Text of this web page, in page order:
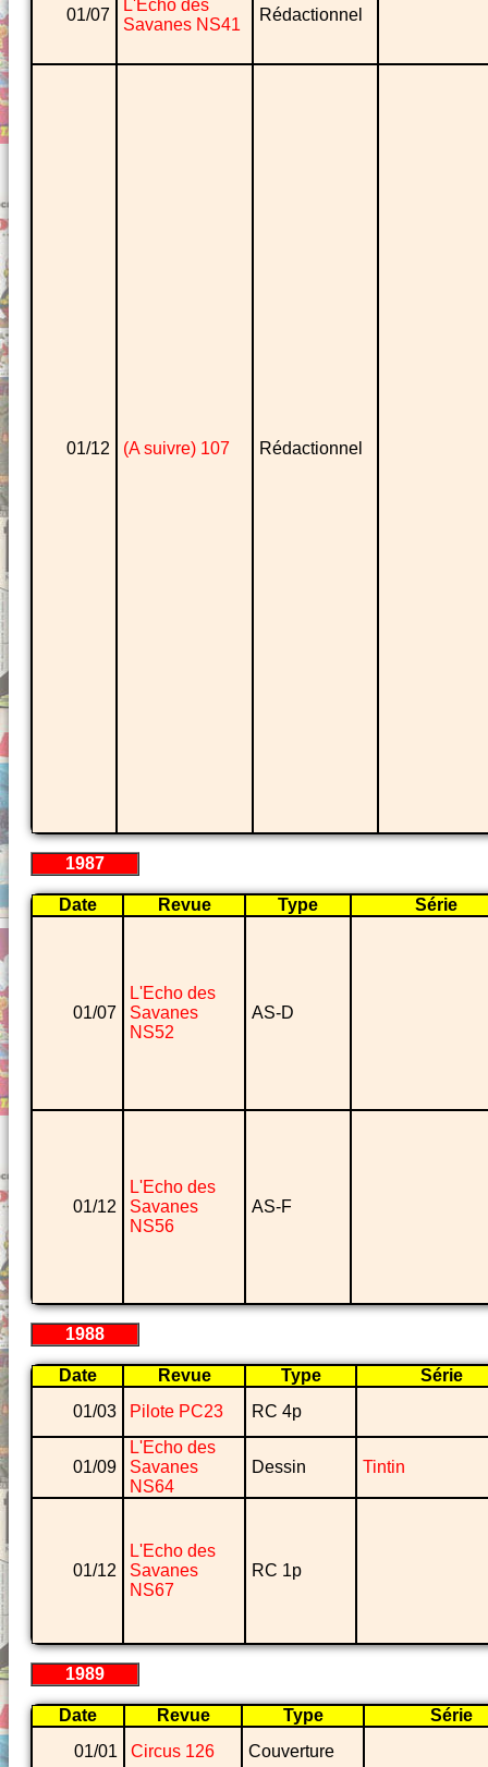
01/07
L'Echo des
Savanes NS41
Rédactionnel
01/12 (A suivre) 107 Rédactionnel
1987
Date Revue Type Série
01/07
L'Echo des
Savanes
NS52
AS-D
01/12
L'Echo des
Savanes
NS56
AS-F
1988
Date Revue Type
Série
01/03
Pilote PC23 RC 4p
01/09
L'Echo des
Savanes
NS64
Dessin Tintin
01/12
L'Echo des
Savanes
NS67
RC 1p
1989
Date Revue Type
Série
01/01
Circus 126 Couverture